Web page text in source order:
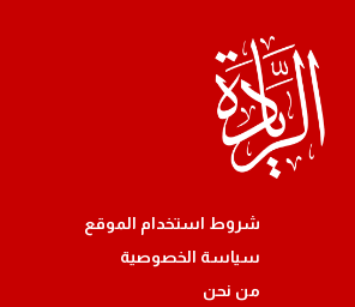
شروط استخدام الموقع
سياسة الخصوصية
من نحن